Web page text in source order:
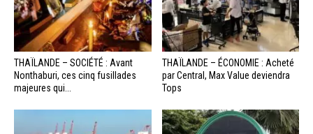
THAÏLANDE – SOCIÉTÉ : Avant
Nonthaburi, ces cinq fusillades
majeures qui...
THAÏLANDE – ÉCONOMIE : Acheté
par Central, Max Value deviendra
Tops